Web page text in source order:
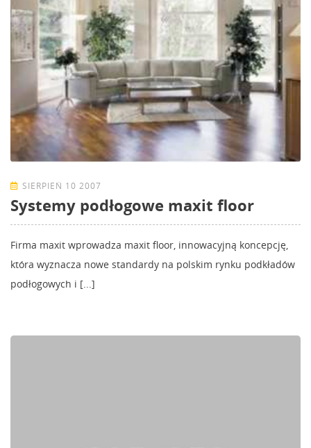
SIERPIEŃ 10 2007
Systemy podłogowe maxit floor
Firma maxit wprowadza maxit floor, innowacyjną koncepcję,
która wyznacza nowe standardy na polskim rynku podkładów
podłogowych i [...]